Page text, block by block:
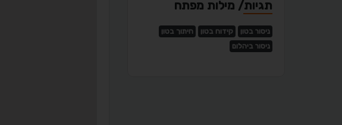
תגיות/ מילות מפתח
ניסור בטון קידוח בטון
חיתוך בטון
ניסור ביהלום